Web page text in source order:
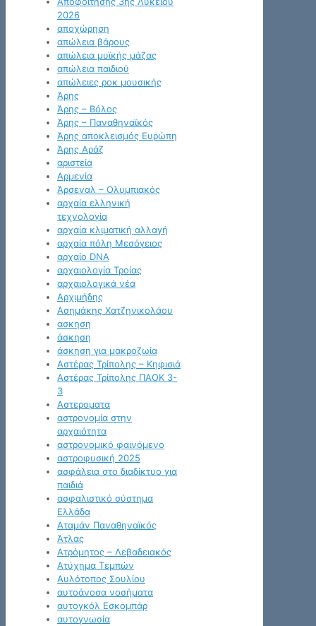
2026
αποχώρηση
απώλεια βάρους
απώλεια μυϊκής μάζας
απώλεια παιδιού
απώλειες ροκ μουσικής
Άρης
Άρης – Βόλος
Άρης – Παναθηναϊκός
Άρης αποκλεισμός Ευρώπη
Άρης Αράζ
αριστεία
Αρμενία
Άρσεναλ – Ολυμπιακός
αρχαία ελληνική
τεχνολογία
αρχαία κλιματική αλλαγή
αρχαία πόλη Μεσόγειος
αρχαίο DNA
αρχαιολογία Τροίας
αρχαιολογικά νέα
Αρχιμήδης
Ασημάκης Χατζηνικολάου
ασκηση
άσκηση
άσκηση για μακροζωία
Αστέρας Τρίπολης – Κηφισιά
Αστέρας Τρίπολης ΠΑΟΚ 3-
3
Αστεροματα
αστρονομία στην
αρχαιότητα
αστρονομικό φαινόμενο
αστροφυσική 2025
ασφάλεια στο διαδίκτυο για
παιδιά
ασφαλιστικό σύστημα
Ελλάδα
Αταμάν Παναθηναϊκός
Άτλας
Ατρόμητος – Λεβαδειακός
Ατύχημα Τεμπών
Αυλότοπος Σουλίου
αυτοάνοσα νοσήματα
αυτογκόλ Εσκομπάρ
αυτογνωσία